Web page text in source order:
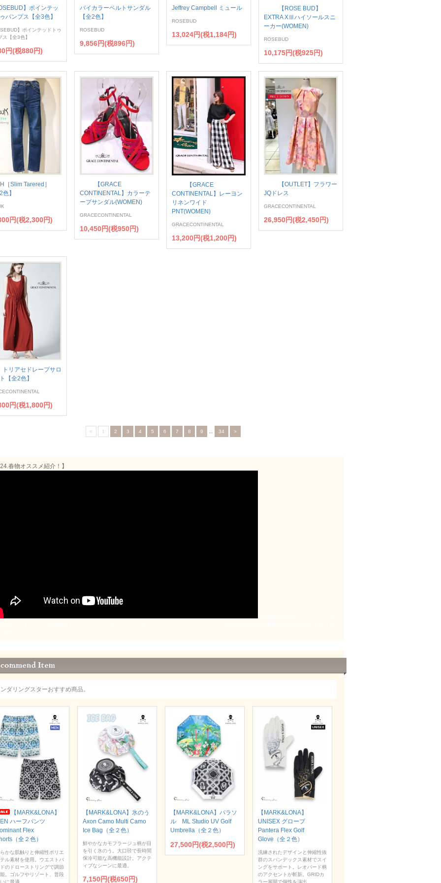
】ポインテッ
パンプス【全3色】
】ポインテッドトゥ
ス【全3色】
円(税880円)
バイカラーベルトサンダル
【全2色】
ROSEBUD
9,856円(税896円)
Jeffrey Campbell ミュール
ROSEBUD
13,024円(税1,184円)
【ROSE BUD】
EXTRA XⅢハイソールスニ
ーカー(WOMEN)
ROSEBUD
10,175円(税925円)
［Slim Tarered］
色】
円(税2,300円)
【GRACE
CONTINENTAL】カラーテ
ープサンダル(WOMEN)
GRACECONTINENTAL
10,450円(税950円)
【GRACE
CONTINENTAL】レーヨン
リネンワイド
PNT(WOMEN)
GRACECONTINENTAL
13,200円(税1,200円)
【OUTLET】フラワー
JQドレス
GRACECONTINENTAL
26,950円(税2,450円)
トリアセドレープサロ
【全2色】
円(税1,800円)
< 1 2 3 4 5 6 7 8 9 34 >
春物オススメ紹介！ 】
ダリングスターおすすめ商品。
【MARK&LONA】
ハーフパンツ
Flex
（全２色）
かな肌触りと伸縮性ポリエ
ル素材を使用。ウエストバ
のドローストリングで調節
。ゴルフやリゾート、普段
【MARK&LONA】氷のう
Axon Camo Multi Camo
Ice Bag（全２色）
鮮やかなカモフラージュ柄が目
を引く氷のう。大口径で長時間
保冷可能な高機能設計。アクテ
ィブなシーンに最適。
7,150円(税650円)
【MARK&LONA】パラソ
ル ML Studio UV Golf
Umbrella（全２色）
27,500円(税2,500円)
【MARK&LONA】
UNISEX グローブ
Pantera Flex Golf
Glove（全２色）
洗練されたデザインと伸縮性抜
群のスパンデックス素材でスイ
ングをサポート。レオパード柄
のアクセントが斬新。GRIDカ